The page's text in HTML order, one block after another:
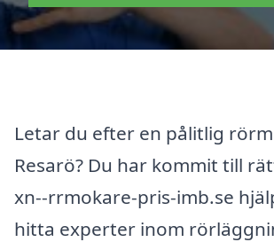
Letar du efter en pålitlig
Resarö? Du har kommit till
xn--rrmokare-pris-imb.se
hitta experter inom